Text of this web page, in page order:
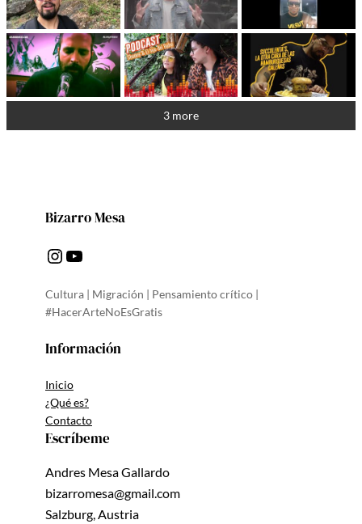
3 more
Bizarro Mesa
Instagram YouTube
Cultura | Migración | Pensamiento crítico |
#HacerArteNoEsGratis
Información
Inicio
¿Qué es?
Contacto
Escríbeme
Andres Mesa Gallardo
bizarromesa@gmail.com
Salzburg, Austria